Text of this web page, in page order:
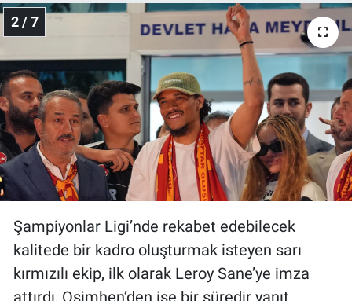
2 / 7
Şampiyonlar Ligi’nde rekabet edebilecek
kalitede bir kadro oluşturmak isteyen sarı
kırmızılı ekip, ilk olarak Leroy Sane’ye imza
Spor
Teknoloji
Türkiye'nin Geleceği
Türkiye'nin Gündemi
Yerel Gündem